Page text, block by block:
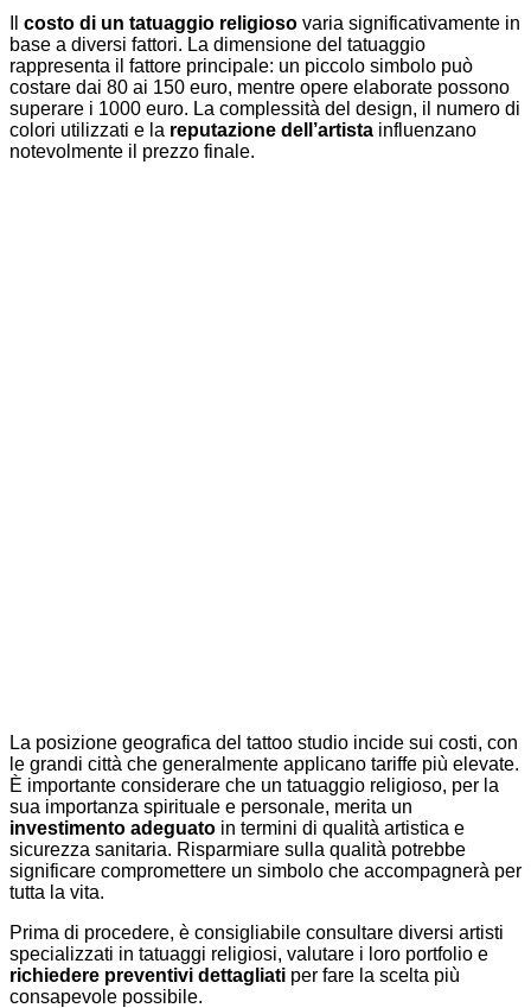
costo di un tatuaggio religioso varia significativamente in
base a diversi fattori. La dimensione del tatuaggio
rappresenta il fattore principale: un piccolo simbolo può
costare dai 80 ai 150 euro, mentre opere elaborate possono
superare i 1000 euro. La complessità del design, il numero di
colori utilizzati e la reputazione dell’artista influenzano
notevolmente il prezzo finale.
La posizione geografica del tattoo studio incide sui costi, con
le grandi città che generalmente applicano tariffe più elevate.
È importante considerare che un tatuaggio religioso, per la
sua importanza spirituale e personale, merita un
investimento adeguato in termini di qualità artistica e
sicurezza sanitaria. Risparmiare sulla qualità potrebbe
significare compromettere un simbolo che accompagnerà per
tutta la vita.
Prima di procedere, è consigliabile consultare diversi artisti
specializzati in tatuaggi religiosi, valutare i loro portfolio e
richiedere preventivi dettagliati per fare la scelta più
consapevole possibile.